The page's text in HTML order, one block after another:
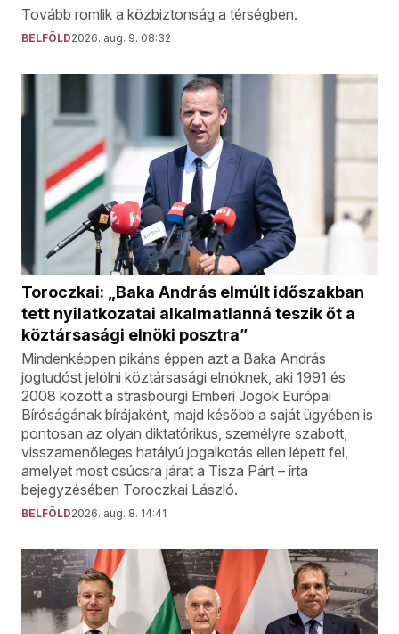
Tovább romlik a közbiztonság a térségben.
BELFÖLD2026. aug. 9. 08:32
Toroczkai: „Baka András elmúlt időszakban
tett nyilatkozatai alkalmatlanná teszik őt a
köztársasági elnöki posztra”
Mindenképpen pikáns éppen azt a Baka András
jogtudóst jelölni köztársasági elnöknek, aki 1991 és
2008 között a strasbourgi Emberi Jogok Európai
Bíróságának bírájaként, majd később a saját ügyében is
pontosan az olyan diktatórikus, személyre szabott,
visszamenőleges hatályú jogalkotás ellen lépett fel,
amelyet most csúcsra járat a Tisza Párt – írta
bejegyzésében Toroczkai László.
BELFÖLD2026. aug. 8. 14:41